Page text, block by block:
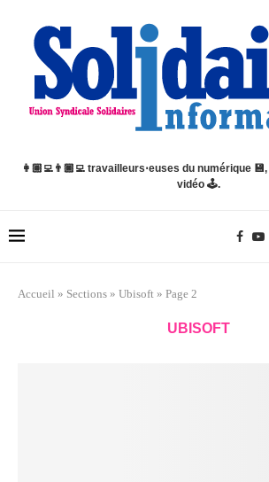
👩🏽‍💻👨🏿‍💻 travailleurs⋅euses du numérique
vidéo 🕹️.
Accueil » Sections » Ubisoft » Page 2
UBISOFT